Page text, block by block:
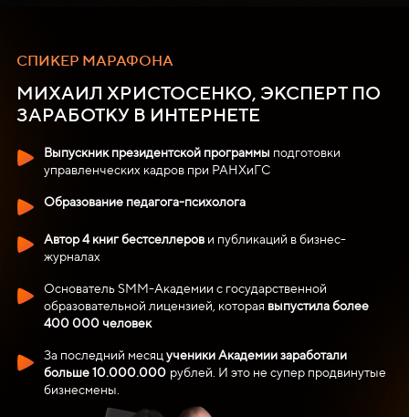
СПИКЕР МАРАФОНА
МИХАИЛ ХРИСТОСЕНКО, ЭКСПЕРТ ПО
ЗАРАБОТКУ В ИНТЕРНЕТЕ
Выпускник президентской программы подготовки
управленческих кадров при РАНХиГС
Образование педагога-психолога
Автор 4 книг бестселлеров и публикаций в бизнес-
журналах
Основатель SMM-Академии с государственной
образовательной лицензией, которая выпустила более
400 000 человек
За последний месяц ученики Академии заработали
больше 10.000.000 рублей. И это не супер продвинутые
бизнесмены.